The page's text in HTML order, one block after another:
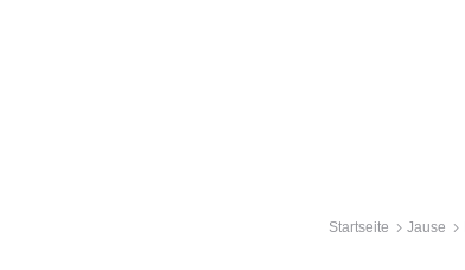
Startseite Jause